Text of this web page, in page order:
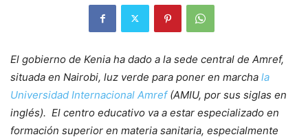
El gobierno de Kenia ha dado a la sede central de Amref,
situada en Nairobi, luz verde para poner en marcha la
Universidad Internacional Amref(AMIU, por sus siglas en
inglés). El centro educativo va a estar especializado en
formación superior en materia sanitaria, especialmente